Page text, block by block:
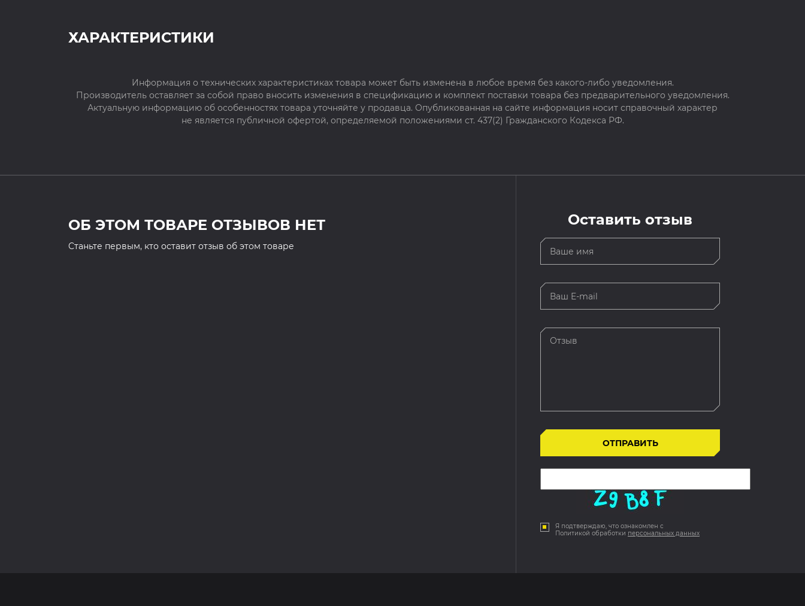
ХАРАКТЕРИСТИКИ
Информация о технических характеристиках товара может быть изменена в любое время без какого-либо уведомления.
Производитель оставляет за собой право вносить изменения в спецификацию и комплект поставки товара без предварительного уведомления.
Актуальную информацию об особенностях товара уточняйте у продавца. Опубликованная на сайте информация носит справочный характер
не является публичной офертой, определяемой положениями ст. 437(2) Гражданского Кодекса РФ.
ОБ ЭТОМ ТОВАРЕ ОТЗЫВОВ НЕТ
Cтаньте первым, кто оставит отзыв об этом товаре
Оставить отзыв
Я подтверждаю, что ознакомлен с
Политикой обработки персональных данных